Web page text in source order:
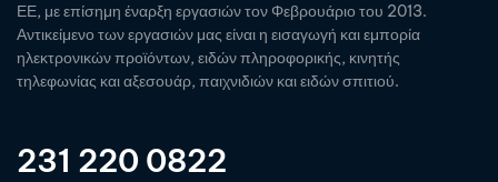
ΕΕ, με επίσημη έναρξη εργασιών τον Φεβρουάριο του 2013.
Αντικείμενο των εργασιών μας είναι η εισαγωγή και εμπορία
ηλεκτρονικών προϊόντων, ειδών πληροφορικής, κινητής
τηλεφωνίας και αξεσουάρ, παιχνιδιών και ειδών σπιτιού.
231 220 0822